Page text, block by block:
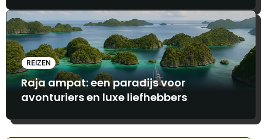
REIZEN
Raja ampat: een paradijs voor
avonturiers en luxe liefhebbers